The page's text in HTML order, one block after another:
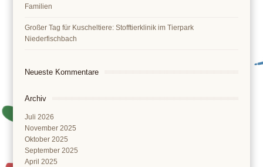
Familien
Großer Tag für Kuscheltiere: Stofftierklinik im Tierpark
Niederfischbach
Neueste Kommentare
Archiv
Juli 2026
November 2025
Oktober 2025
September 2025
April 2025